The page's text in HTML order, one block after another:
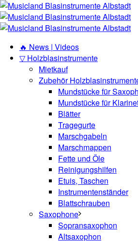
🔥 News | Videos
▽ Holzblasinstrumente
Mietkauf
Zubehör
Mundstücke für
Mundstücke für
Blätter
Tragegurte
Marschgabeln
Marschmappen
Fette und Öle
Reinigungshilfen
Etuis, Taschen
Instrumentenständer
Blattschrauben
Saxophone
Sopransaxophon
Altsaxophon